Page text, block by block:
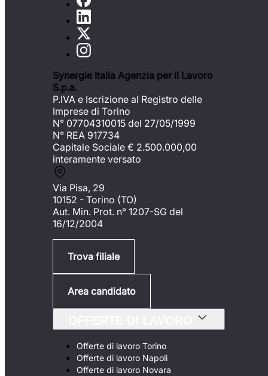
Synergie Italia Agenzia per il Lavoro
S.p.a.
P.IVA e Iscrizione al Registro delle
Imprese di Torino
N° 07704310015 del 27/05/1999
N° REA 917734
Capitale Sociale € 2.500.000,00
interamente versato
Via Pisa, 29
10152 - Torino (TO)
Aut. Min. Prot. n° 1207-SG del
16/12/2004
Trova filiale
Area candidato
Offerte di lavoro Torino
Offerte di lavoro Napoli
Offerte di lavoro Novara